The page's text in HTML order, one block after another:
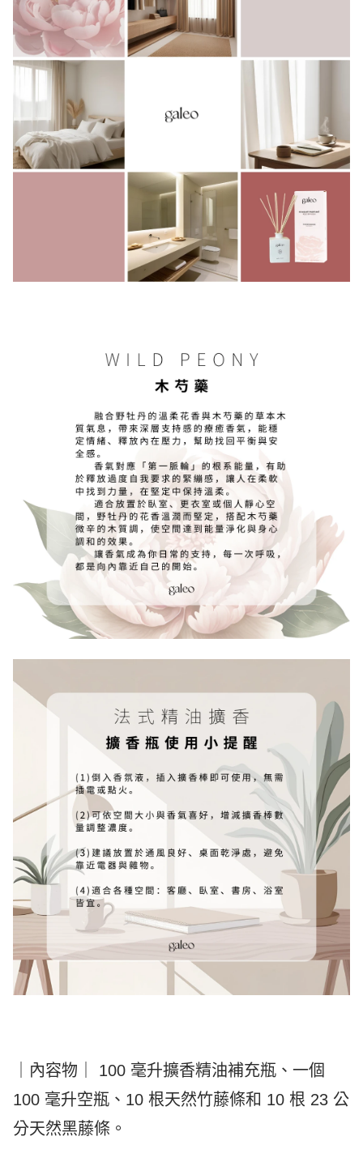
｜內容物｜ 100 毫升擴香精油補充瓶、一個
100 毫升空瓶、10 根天然竹藤條和 10 根 23 公
分天然黑藤條。